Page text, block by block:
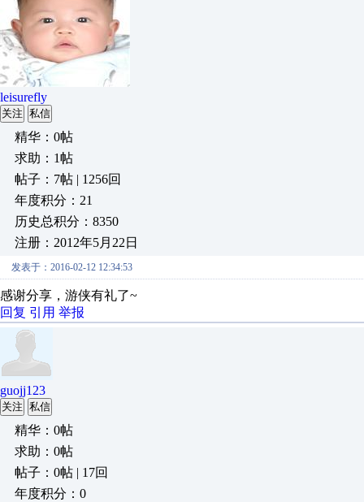
leisurefly
关注 私信
精华：0帖
求助：1帖
帖子：7帖 | 1256回
年度积分：21
历史总积分：8350
注册：2012年5月22日
发表于：2016-02-12 12:34:53
感谢分享，游侠有礼了~
回复 引用 举报
guojj123
关注 私信
精华：0帖
求助：0帖
帖子：0帖 | 17回
年度积分：0